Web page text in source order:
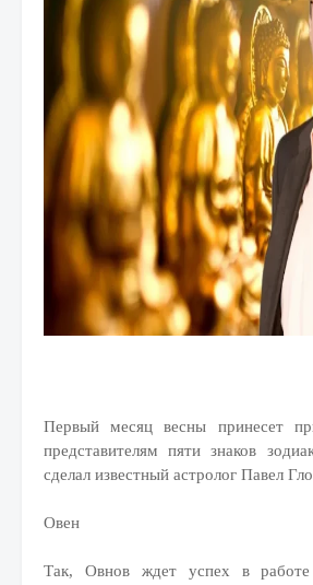
Первый месяц весны принесет
представителям пяти знаков
сделал известный астролог Павел
Овен
Так, Овнов ждет успех в